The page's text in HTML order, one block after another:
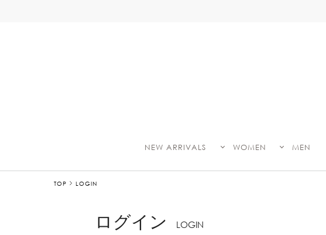
NEW ARRIVALS WOMEN MEN
TOP LOGIN
ログイン LOGIN